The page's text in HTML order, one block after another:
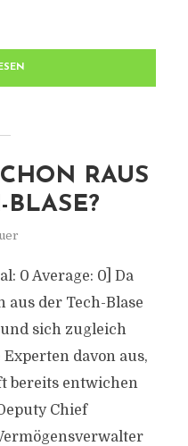
RAUS
BLASE?
0 Average: 0] Da
aus der Tech-Blase
sich zugleich
davon aus,
bereits entwichen
Chief